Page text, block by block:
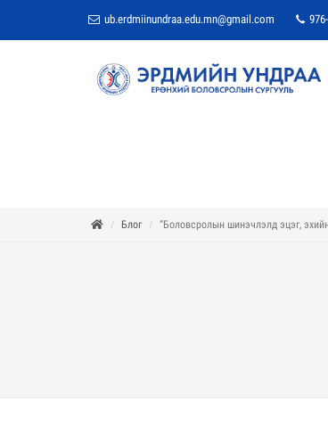
ub.erdmiinundraa.edu.mn@gmail.com
Блог “Боловсролын шинэчлэлд эцэг,